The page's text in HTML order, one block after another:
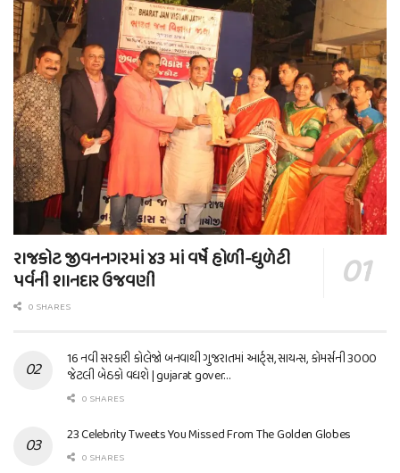
રાજકોટ જીવનનગરમાં ૪૩ માં વર્ષે હોળી-ધુળેટી
પર્વની શાનદાર ઉજવણી
0 SHARES
16 નવી સરકારી કોલેજો બનવાથી ગુજરાતમાં આર્ટ્સ, સાયન્સ, કોમર્સની 3000
જેટલી બેઠકો વધશે | gujarat gover…
0 SHARES
23 Celebrity Tweets You Missed From The Golden Globes
0 SHARES